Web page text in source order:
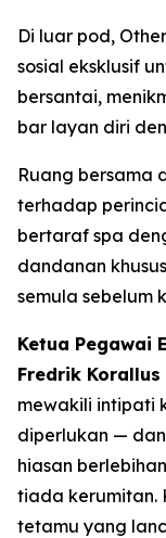
Di luar pod,
sosial eksklusif
bersantai,
bar layan diri
Ruang bersama
terhadap
bertaraf spa
dandanan
semula sebelum
Ketua Pegawai
Fredrik Korallus
mewakili intipati
diperlukan —
hiasan
tiada kerumitan.
tetamu yang